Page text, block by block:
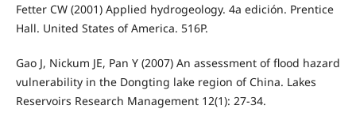
Fetter CW (2001) Applied hydrogeology. 4a edición. Prentice
Hall. United States of America. 516P.
Gao J, Nickum JE, Pan Y (2007) An assessment of flood hazard
vulnerability in the Dongting lake region of China. Lakes
Reservoirs Research Management 12(1): 27-34.